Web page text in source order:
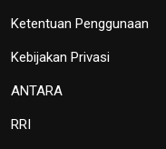
Ketentuan Penggunaan
Kebijakan Privasi
ANTARA
RRI